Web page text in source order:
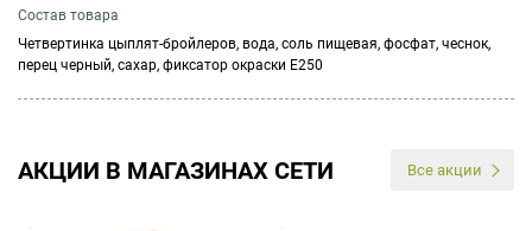
Состав товара
Четвертинка цыплят-бройлеров, вода, соль пищевая, фосфат, чеснок,
перец черный, сахар, фиксатор окраски Е250
АКЦИИ В МАГАЗИНАХ СЕТИ Все акции